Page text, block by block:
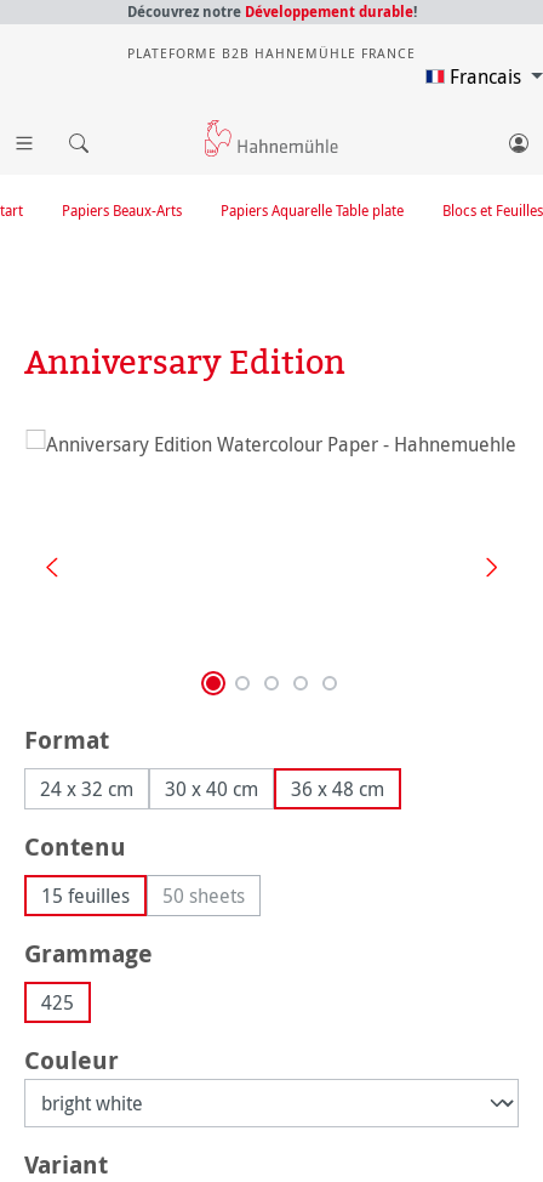
Découvrez notre Développement durable!
PLATEFORME B2B HAHNEMÜHLE FRANCE
Francais
Blocs et Feuilles
Papiers Aquarelle Table plate
Papiers Beaux-Arts
Anniversary Edition
Ignorer la galerie d'images
Sélectionnez
Format
24 x 32 cm 30 x 40 cm 36 x 48 cm
Sélectionnez
Contenu
15 feuilles 50 sheets(Cette option n'est pas disponible pour le
Sélectionnez
Grammage
425
Sélectionnez
Couleur
Sélectionnez
Variant